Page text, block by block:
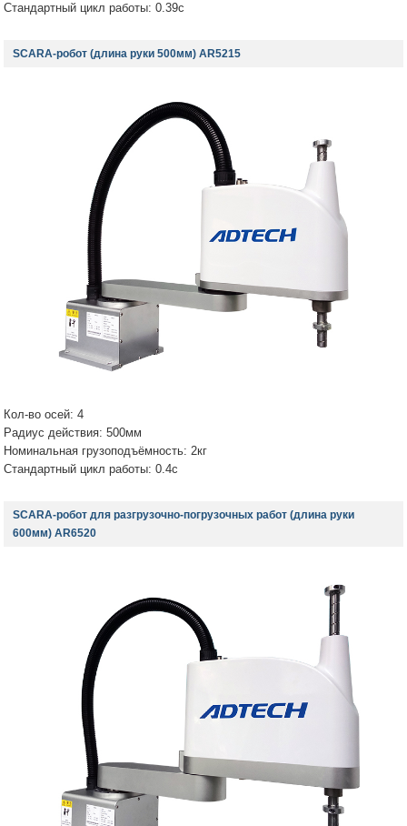
Стандартный цикл работы: 0.39с
SCARA-робот (длина руки 500мм) AR5215
Кол-во осей: 4
Радиус действия: 500мм
Номинальная грузоподъёмность: 2кг
Стандартный цикл работы: 0.4с
SCARA-робот для разгрузочно-погрузочных работ (длина руки
600мм) AR6520